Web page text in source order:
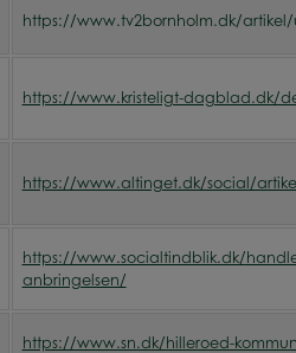
https://www.tv2bornholm.dk/artikel/
https://www.kristeligt-dagblad.dk/
https://www.altinget.dk/social/
https://www.socialtindblik.dk/
anbringelsen/
https://www.sn.dk/hilleroed-